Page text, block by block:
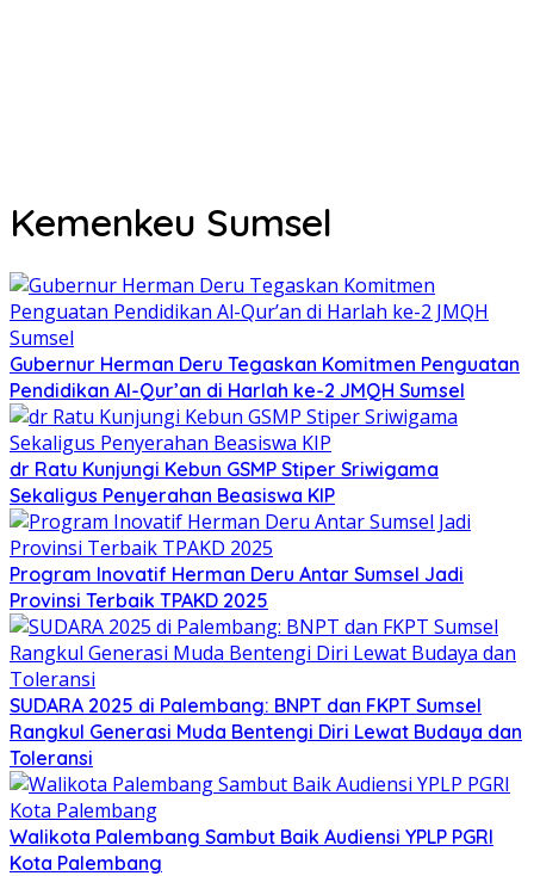
Kemenkeu Sumsel
Gubernur Herman Deru Tegaskan Komitmen Penguatan
Pendidikan Al-Qur’an di Harlah ke-2 JMQH Sumsel
dr Ratu Kunjungi Kebun GSMP Stiper Sriwigama
Sekaligus Penyerahan Beasiswa KIP
Program Inovatif Herman Deru Antar Sumsel Jadi
Provinsi Terbaik TPAKD 2025
SUDARA 2025 di Palembang: BNPT dan FKPT Sumsel
Rangkul Generasi Muda Bentengi Diri Lewat Budaya dan
Toleransi
Walikota Palembang Sambut Baik Audiensi YPLP PGRI
Kota Palembang